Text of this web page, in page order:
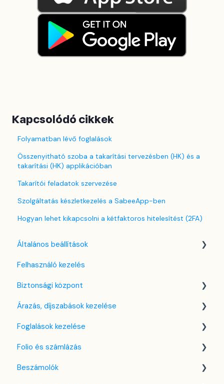
Kapcsolódó cikkek
Folyamatban lévő foglalások
Összenyitható szoba a takarítási tervezésben (HK) és a
takarítási (HK) applikációban
Takarítói feladatok szervezése
Szolgáltatás készletkezelés a SabeeApp-ben
Hogyan lehet kikapcsolni a kétfaktoros hitelesítést (2FA)
Általános beállítások
Nyelv beállítások
Cég / Szálláshely beállítások
Adó beállítások
Szabályzatok beállítása
Szobák beállításai
Partnerek
Felhasználó kezelés
Biztonsági központ
Kulcsfájl kezelés
Két-faktoros autentikáció (2FA)
Bejelentkezés a SabeeApp fiókba
Árazás, díjszabások kezelése
Díjszabás beállítások
Árttípusok Engedélyezése / Tiltása
CTA / CTD
Foglalások kezelése
Kezdőlap
Naptárnézet
Folio és számlázás
Folio kezelése
Beszámolók